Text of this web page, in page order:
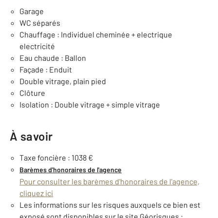
Garage
WC séparés
Chauffage : Individuel cheminée + electrique
electricité
Eau chaude : Ballon
Façade : Enduit
Double vitrage, plain pied
Clôture
Isolation : Double vitrage + simple vitrage
À savoir
Taxe foncière : 1038 €
Barèmes d'honoraires de l'agence
Pour consulter les barèmes d'honoraires de l'agence,
cliquez ici
Les informations sur les risques auxquels ce bien est